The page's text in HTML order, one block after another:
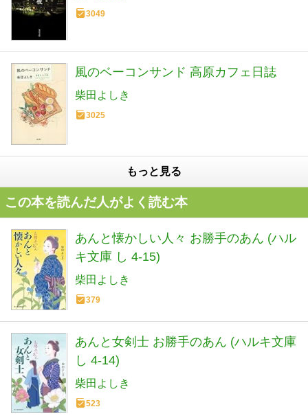
3049
風のベーコンサンド 高原カフェ日誌
柴田よしき
3025
もっと見る
この本を読んだ人がよく読む本
あんと懐かしい人々 お勝手のあん (ハル
キ文庫 し 4-15)
柴田よしき
379
あんと女剣士 お勝手のあん (ハルキ文庫
し 4-14)
柴田よしき
523